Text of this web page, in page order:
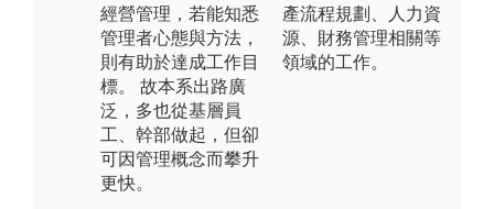
經營管理，若能知悉
管理者心態與方法，
則有助於達成工作目
標。 故本系出路廣
泛，多也從基層員
工、幹部做起，但卻
可因管理概念而攀升
更快。
產流程規劃、人力資
源、財務管理相關等
領域的工作。